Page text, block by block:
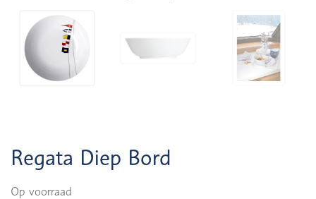
Regata Diep Bord
Op voorraad